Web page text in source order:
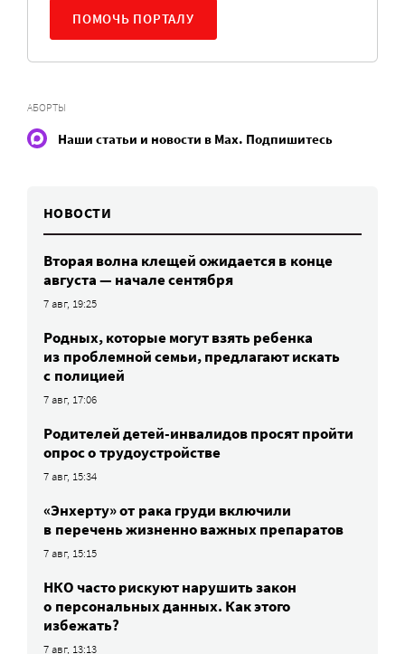
ПОМОЧЬ ПОРТАЛУ
АБОРТЫ
Наши статьи и новости в Max. Подпишитесь
НОВОСТИ
Вторая волна клещей ожидается в конце
августа — начале сентября
7 авг, 19:25
Родных, которые могут взять ребенка
из проблемной семьи, предлагают искать
с полицией
7 авг, 17:06
Родителей детей-инвалидов просят пройти
опрос о трудоустройстве
7 авг, 15:34
«Энхерту» от рака груди включили
в перечень жизненно важных препаратов
7 авг, 15:15
НКО часто рискуют нарушить закон
о персональных данных. Как этого
избежать?
7 авг, 13:13